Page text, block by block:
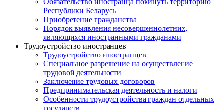
Обязательство иностранца покинуть территорию
Республики Беларусь
Приобретение гражданства
Порядок выявления несовершеннолетних,
являющихся иностранными гражданами
Трудоустройство иностранцев
Трудоустройство иностранцев
Специальное разрешение на осуществление
трудовой деятельности
Заключение трудовых договоров
Предпринимательская деятельность и налоги
Особенности трудоустройства граждан отдельных
государств